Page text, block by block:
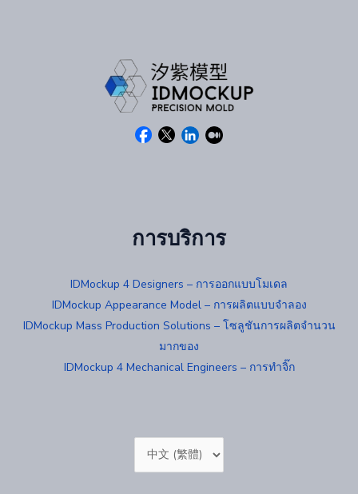
การบริการ
IDMockup 4 Designers – การออกแบบโมเดล
IDMockup Appearance Model – การผลิตแบบจำลอง
IDMockup Mass Production Solutions – โซลูชันการผลิตจำนวน
มากของ
IDMockup 4 Mechanical Engineers – การทำจิ๊ก
Choose
a